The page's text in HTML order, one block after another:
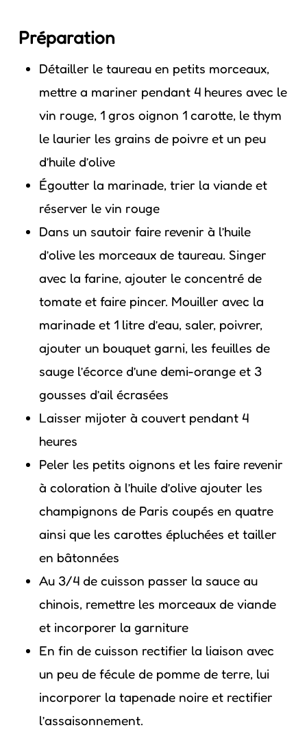
Préparation
Détailler le taureau en petits morceaux,
mettre a mariner pendant 4 heures avec le
vin rouge, 1 gros oignon 1 carotte, le thym
le laurier les grains de poivre et un peu
d’huile d’olive
Égoutter la marinade, trier la viande et
réserver le vin rouge
Dans un sautoir faire revenir à l’huile
d’olive les morceaux de taureau. Singer
avec la farine, ajouter le concentré de
tomate et faire pincer. Mouiller avec la
marinade et 1 litre d’eau, saler, poivrer,
ajouter un bouquet garni, les feuilles de
sauge l’écorce d’une demi-orange et 3
gousses d’ail écrasées
Laisser mijoter à couvert pendant 4
heures
Peler les petits oignons et les faire revenir
à coloration à l’huile d’olive ajouter les
champignons de Paris coupés en quatre
ainsi que les carottes épluchées et tailler
en bâtonnées
Au 3/4 de cuisson passer la sauce au
chinois, remettre les morceaux de viande
et incorporer la garniture
En fin de cuisson rectifier la liaison avec
un peu de fécule de pomme de terre, lui
incorporer la tapenade noire et rectifier
l’assaisonnement.